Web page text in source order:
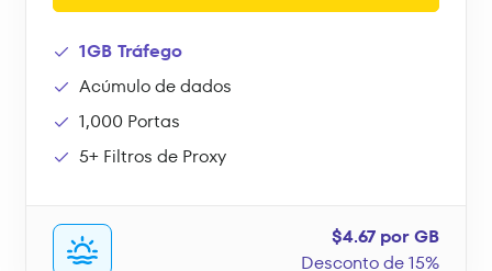
1GB Tráfego
Acúmulo de dados
1,000 Portas
5+ Filtros de Proxy
$4.67 por GB
Desconto de 15%